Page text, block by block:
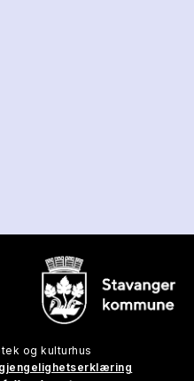
og kulturhus